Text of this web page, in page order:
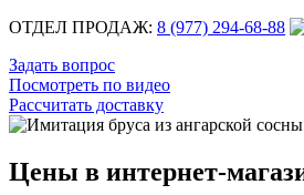
ОТДЕЛ ПРОДАЖ: 8 (977) 294-68-88
Задать вопрос
Посмотреть по видео
Рассчитать доставку
Цены в интернет-